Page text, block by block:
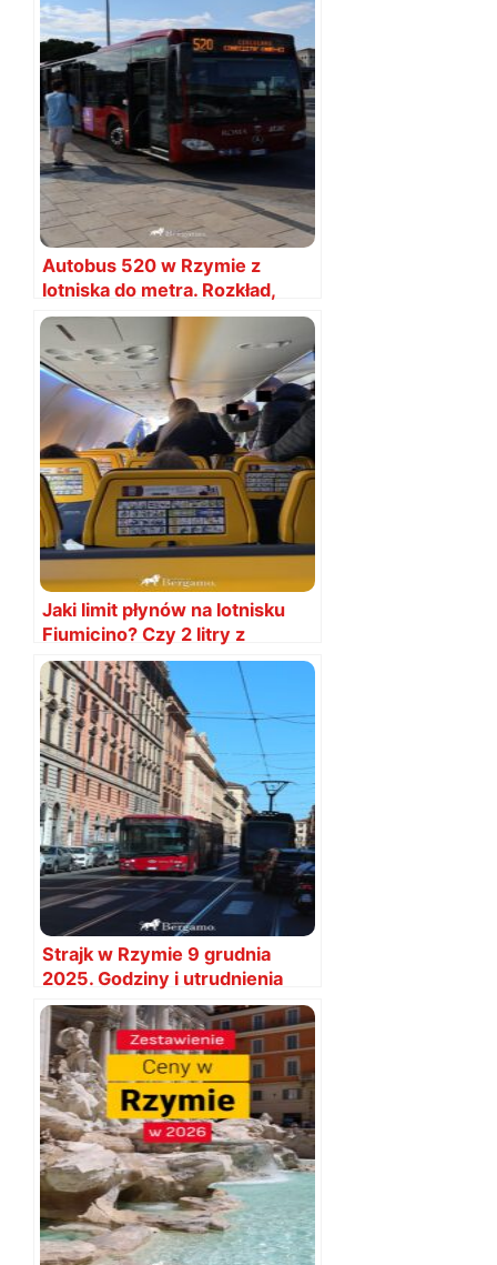
Autobus 520 w Rzymie z
lotniska do metra. Rozkład,
mapa i bilety
Jaki limit płynów na lotnisku
Fiumicino? Czy 2 litry z
Rzymu?
Strajk w Rzymie 9 grudnia
2025. Godziny i utrudnienia